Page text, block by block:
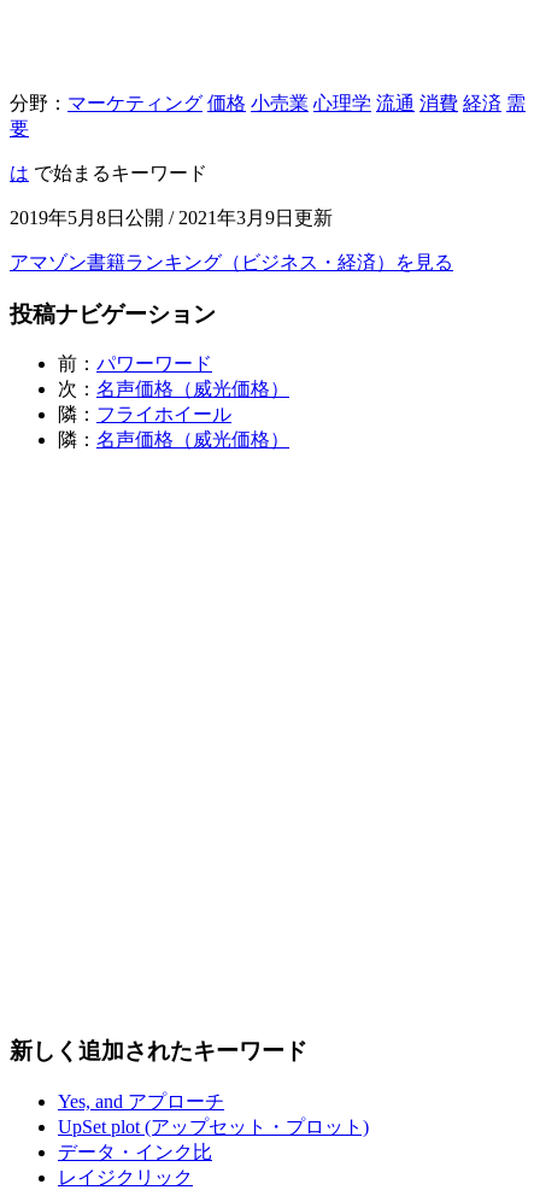
分野： マーケティング 価格 小売業 心理学 流通 消費 経済 需
要
は で始まるキーワード
2019年5月8日公開 / 2021年3月9日更新
アマゾン書籍ランキング（ビジネス・経済）を見る
投稿ナビゲーション
前： パワーワード
次： 名声価格（威光価格）
隣： フライホイール
隣： 名声価格（威光価格）
新しく追加されたキーワード
Yes, and アプローチ
UpSet plot (アップセット・プロット)
データ・インク比
レイジクリック